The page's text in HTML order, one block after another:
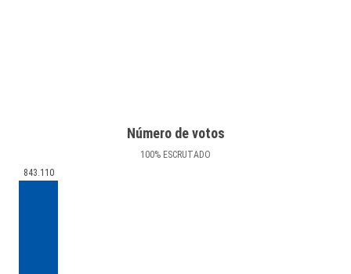
Número de votos
100% ESCRUTADO
843.110